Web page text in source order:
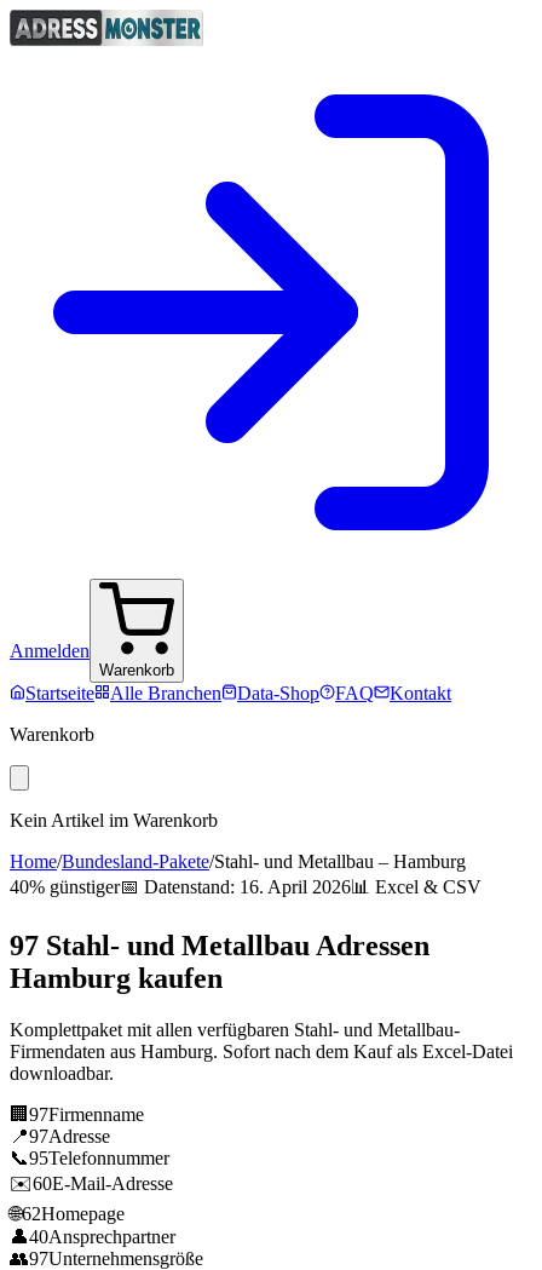
Anmelden
Warenkorb
Startseite Alle Branchen Data-Shop FAQ
Kontakt
Warenkorb
Kein Artikel im Warenkorb
Home/Bundesland-Pakete/Stahl- und Metallbau – Hamburg
40% günstiger📅 Datenstand: 16. April 2026📊 Excel & CSV
97 Stahl- und Metallbau Adressen
Hamburg kaufen
Komplettpaket mit allen verfügbaren Stahl- und Metallbau-
Firmendaten aus Hamburg. Sofort nach dem Kauf als Excel-Datei
downloadbar.
🏢 97Firmenname
📍97Adresse
📞95Telefonnummer
✉️60E-Mail-Adresse
🌐62Homepage
👤40Ansprechpartner
👥97Unternehmensgröße